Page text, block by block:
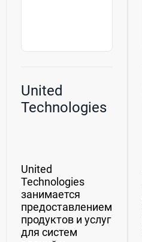
United
Technologies
United
Technologies
занимается
предоставлением
продуктов и услуг
для систем